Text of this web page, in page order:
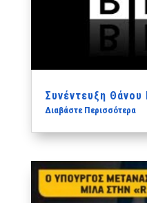
Συνέντευξη Θάνου
Διαβάστε Περισσότερα